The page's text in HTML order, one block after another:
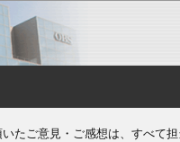
いたご意見・ご感想は、すべて